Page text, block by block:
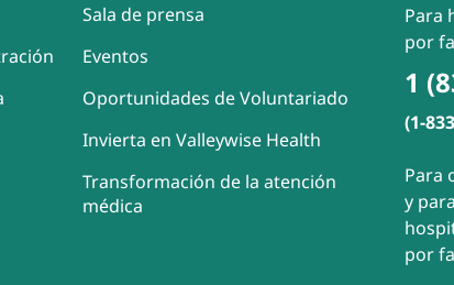
Sala de prensa
Eventos
Oportunidades de Voluntariado
Invierta en Valleywise Health
Transformación de la atención
médica
Para
por
1
(1-
Para
y
por